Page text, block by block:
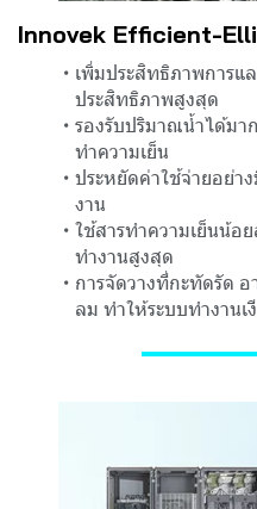
Innovek Efficient-
เพิ่มประสิทธิภาพการแ
ประสิทธิภาพสูงสุด
รองรับปริมาณน้ำได้มา
ทำความเย็น
ประหยัดค่าใช้จ่ายอย่า
งาน
ใช้สารทำความเย็นน้อ
ทำงานสูงสุด
การจัดวางที่กะทัดรัด
ลม ทำให้ระบบทำงานเ